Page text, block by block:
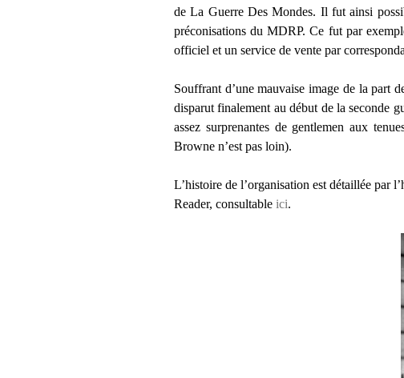
de La Guerre Des Mondes. Il fut ainsi
préconisations du MDRP. Ce fut par
officiel et un service de vente par
Souffrant d’une mauvaise image de la part
disparut finalement au début de la seconde
assez surprenantes de gentlemen aux
Browne n’est pas loin).
L’histoire de l’organisation est détaillée par
Reader, consultable ici.